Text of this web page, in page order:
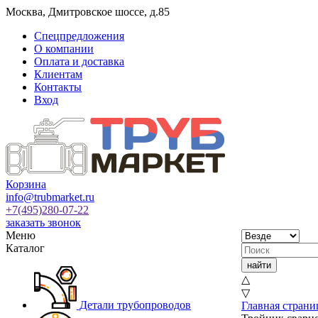
Москва, Дмитровское шоссе, д.85
Спецпредложения
О компании
Оплата и доставка
Клиентам
Контакты
Вход
Корзина
info@trubmarket.ru
+7(495)280-07-22
заказать звонок
Меню
Каталог
Детали трубопроводов
△
▽
Главная